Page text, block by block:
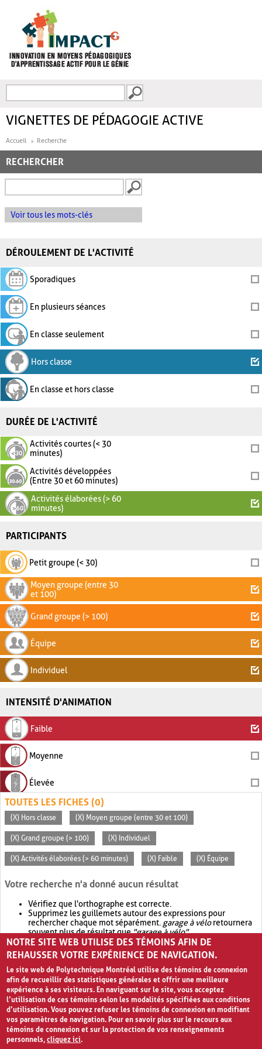
FORMULAIRE DE
VIGNETTES DE PÉDAGOGIE ACTIVE
Accueil Recherche
RECHERCHER
Voir tous les mots-clés
DÉROULEMENT DE L'ACTIVITÉ
Sporadiques
En plusieurs séances
En classe seulement
Hors classe
En classe et hors classe
DURÉE DE L'ACTIVITÉ
Activités courtes (< 30
minutes)
Activités développées
(Entre 30 et 60 minutes)
Activités élaborées (> 60
minutes)
PARTICIPANTS
Petit groupe (< 30)
Moyen groupe (entre 30
et 100)
Grand groupe (> 100)
Équipe
Individuel
INTENSITÉ D'ANIMATION
Faible
Moyenne
Élevée
TOUTES LES FICHES (0)
(X) Hors classe (X) Moyen groupe (entre 30 et 100)
(X) Grand groupe (> 100) (X) Individuel
(X) Activités élaborées (> 60 minutes) (X) Faible (X) Équipe
Votre recherche n'a donné aucun résultat
Vérifiez que l'orthographe est correcte.
Supprimez les guillemets autour des expressions pour
rechercher chaque mot séparément. garage à véloretournera
souvent plus de résultat que"garage à vélo".
Envisagez d'élargir votre recherche avec OR.garage OR vélo
retournera souvent plus de résultat quegarage à vélo
NOTRE SITE WEB UTILISE DES TÉMOINS AFIN DE
REHAUSSER VOTRE EXPÉRIENCE DE NAVIGATION.
Le site web de Polytechnique Montréal utilise des témoins de connexion
afin de recueillir des statistiques générales et offrir une meilleure
expérience à ses visiteurs. En naviguant sur le site, vous acceptez
l’utilisation de ces témoins selon les modalités spécifiées aux conditions
d’utilisation. Vous pouvez refuser les témoins de connexion en modifiant
vos paramètres de navigation. Pour en savoir plus sur le recours aux
témoins de connexion et sur la protection de vos renseignements
personnels,cliquez ici.